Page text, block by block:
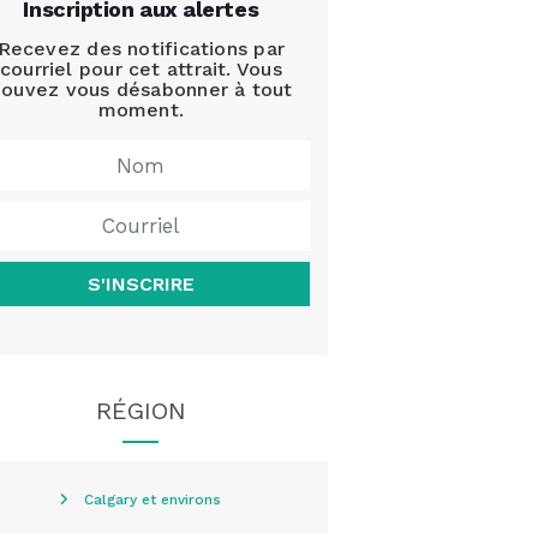
Inscription aux alertes
des notifications par
courriel pour cet attrait. Vous
vous désabonner à tout
moment.
S'INSCRIRE
RÉGION
Calgary et environs